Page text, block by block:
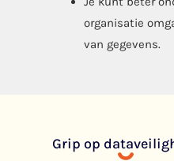
organisatie
van gegevens.
Grip op